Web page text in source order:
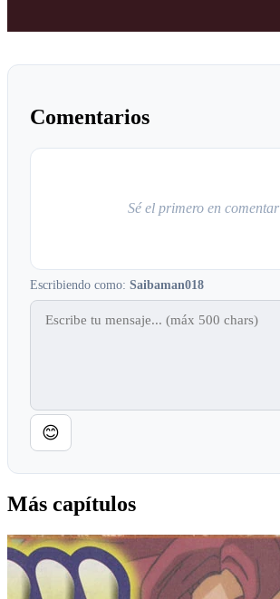
Comentarios
Sé el primero en comentar
Escribiendo como: Saibaman018
😊
Más capítulos